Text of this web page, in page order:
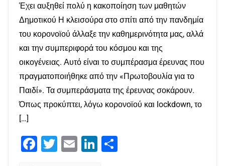
Έχει αυξηθεί πολύ η κακοποίηση των μαθητών
Δημοτικού Η κλεισούρα στο σπίτι από την πανδημία
του κορονοϊού άλλαξε την καθημερινότητα μας, αλλά
και την συμπεριφορά του κόσμου και της
οικογένειας. Αυτό είναι το συμπέρασμα έρευνας που
πραγματοποιήθηκε από την «Πρωτοβουλία για το
Παιδί». Τα συμπεράσματα της έρευνας σοκάρουν.
Όπως προκύπτει, λόγω κορονοϊού και lockdown, το
[…]
Facebook
Twitter Email LinkedIn